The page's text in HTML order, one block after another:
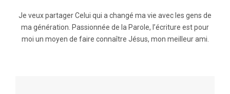
Je veux partager Celui qui a changé ma vie avec les gens de
ma génération. Passionnée de la Parole, l’écriture est pour
moi un moyen de faire connaître Jésus, mon meilleur ami.